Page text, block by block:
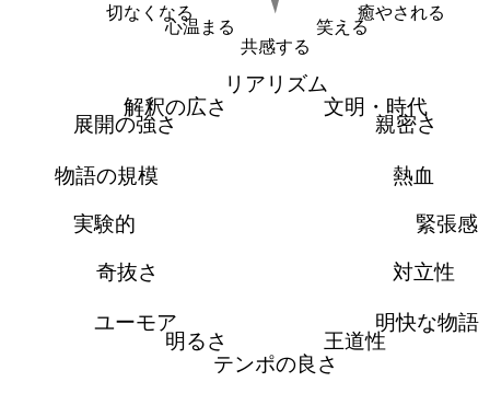
癒やされる
笑える
共感する
心温まる
切なくなる
リアリズム
文明・時代
親密さ
熱血
緊張感
対立性
明快な物語
王道性
テンポの良さ
明るさ
ユーモア
奇抜さ
実験的
物語の規模
展開の強さ
解釈の広さ